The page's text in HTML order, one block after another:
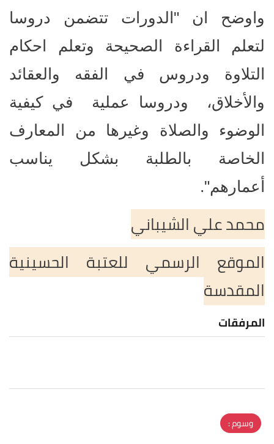
واوضح ان "الدورات تتضمن دروسا
لتعلم القراءة الصحيحة وتعلم احكام
التلاوة ودروس في الفقه والعقائد
والأخلاق، ودروسا عملية في كيفية
الوضوء والصلاة وغيرها من المعارف
الخاصة بالطلبة بشكل يناسب
أعمارهم".
محمد علي الشيباني
الموقع الرسمي للعتبة الحسينية
المقدسة
المرفقات
وسوم :